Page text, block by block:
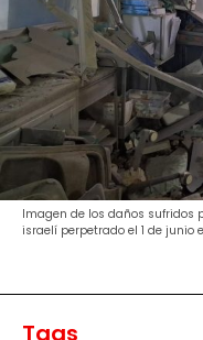
Imagen de los daños sufridos
israelí perpetrado el 1 de junio
Tags